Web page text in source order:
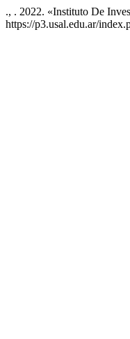
., . 2022. «Instituto De
https://p3.usal.edu.ar/